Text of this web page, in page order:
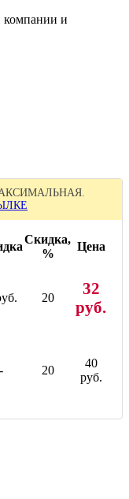
компании и
Скидка,
%
Цена
20
32
руб.
- 20
40
руб.